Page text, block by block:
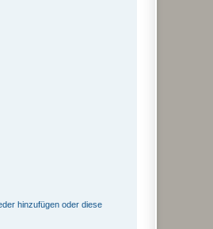
hinzufügen oder diese